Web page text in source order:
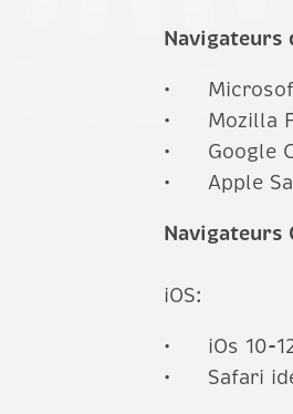
Navigateurs
Mozilla
Google
Apple
Navigateurs
iOS:
iOs 10-
Safari